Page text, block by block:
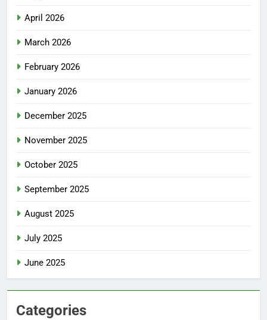
April 2026
March 2026
February 2026
January 2026
December 2025
November 2025
October 2025
September 2025
August 2025
July 2025
June 2025
Categories